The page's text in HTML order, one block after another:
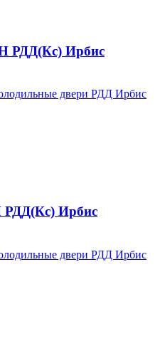
РДД(Кс) Ирбис
двери РДД Ирбис
РДД(Кс) Ирбис
двери РДД Ирбис